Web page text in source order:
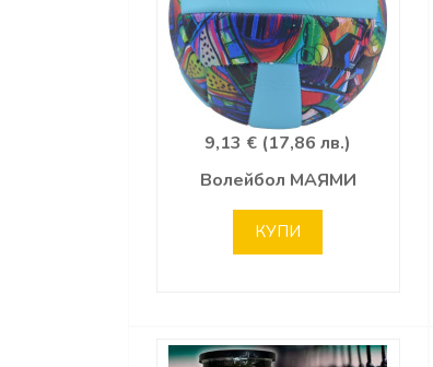
9,13 € (17,86 лв.)
Волейбол МАЯМИ
КУПИ